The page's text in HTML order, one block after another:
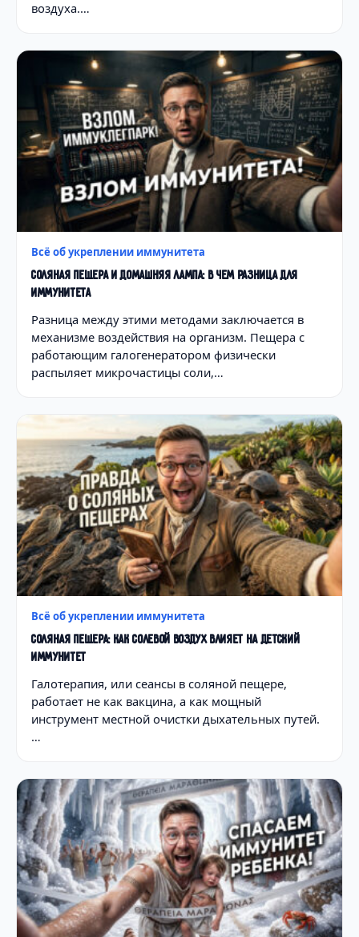
воздуха.…
Всё об укреплении иммунитета
СОЛЯНАЯ ПЕЩЕРА И ДОМАШНЯЯ ЛАМПА: В ЧЕМ РАЗНИЦА ДЛЯ
ИММУНИТЕТА
Разница между этими методами заключается в
механизме воздействия на организм. Пещера с
работающим галогенератором физически
распыляет микрочастицы соли,…
Всё об укреплении иммунитета
СОЛЯНАЯ ПЕЩЕРА: КАК СОЛЕВОЙ ВОЗДУХ ВЛИЯЕТ НА ДЕТСКИЙ
ИММУНИТЕТ
Галотерапия, или сеансы в соляной пещере,
работает не как вакцина, а как мощный
инструмент местной очистки дыхательных путей.
…